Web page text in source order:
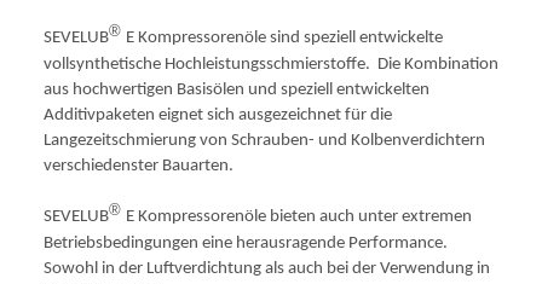
SEVELUB® E Kompressorenöle sind speziell entwickelte
vollsynthetische Hochleistungsschmierstoffe. Die Kombination
aus hochwertigen Basisölen und speziell entwickelten
Additivpaketen eignet sich ausgezeichnet für die
Langezeitschmierung von Schrauben- und Kolbenverdichtern
verschiedenster Bauarten.
SEVELUB® E Kompressorenöle bieten auch unter extremen
Betriebsbedingungen eine herausragende Performance.
Sowohl in der Luftverdichtung als auch bei der Verwendung in